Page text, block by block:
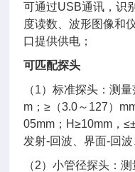
可通过USB通讯，识
度读数、波形图像和
口提供供电；
可匹配探头
（1）标准探头：测
m；≥（3.0～127）
05mm；H≥10mm，
发射-回波、界面-回
（2）小管径探头：